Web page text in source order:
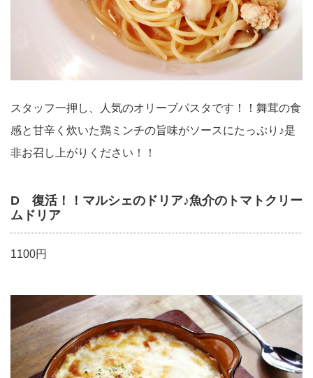
スタッフ一押し、人気のオリーブパスタです！！舞茸の食
感と甘辛く炊いた鶏ミンチの旨味がソースにたっぷり♪是
非お召し上がりください！！
D 復活！！マルシェのドリア♪魚介のトマトクリー
ムドリア
1100円